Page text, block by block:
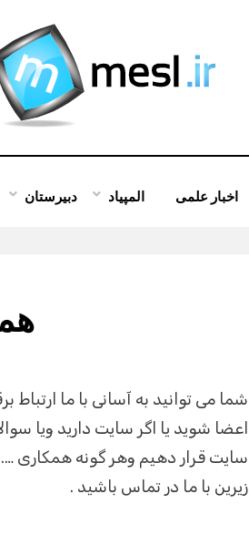
اخبار علمی المپیاد دبیرستان
شما می توانید به آسانی با ما ارتباط
اعضا شوید یا اگر سایت دارید ویا
سایت قرار دهیم وهر گونه همکاری
زیرین با ما در تماس باشید .